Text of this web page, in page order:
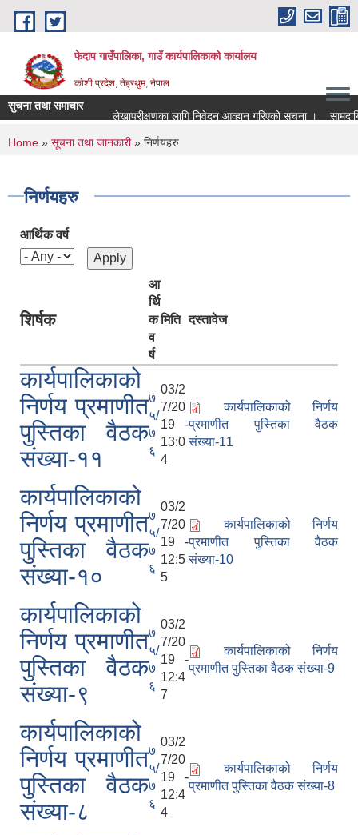
Skip to main content
फेदाप गाउँपालिका, गाउँ कार्यपालिकाको कार्यालय
कोशी प्रदेश, तेह्रथुम, नेपाल
सुचना तथा समाचार
लेखापरीक्षणका लागि निवेदन आव्हान गरिएको सूचना ।
You are here
Home » सूचना तथा जानकारी» निर्णयहरु
निर्णयहरु
आर्थिक वर्ष
शिर्षक
आ
र्थि
क
व
र्ष
मिति दस्तावेज
कार्यपालिकाको
निर्णय प्रमाणीत
पुस्तिका वैठक
संख्या-११
७
५/
७
६
03/2
7/20
19 -
13:0
4
कार्यपालिकाको निर्णय
प्रमाणीत पुस्तिका वैठक
संख्या-11
कार्यपालिकाको
निर्णय प्रमाणीत
पुस्तिका वैठक
संख्या-१०
७
५/
७
६
03/2
7/20
19 -
12:5
5
कार्यपालिकाको निर्णय
प्रमाणीत पुस्तिका वैठक
संख्या-10
कार्यपालिकाको
निर्णय प्रमाणीत
पुस्तिका वैठक
संख्या-९
७
५/
७
६
03/2
7/20
19 -
12:4
7
कार्यपालिकाको निर्णय
प्रमाणीत पुस्तिका वैठक संख्या-9
कार्यपालिकाको
निर्णय प्रमाणीत
पुस्तिका वैठक
संख्या-८
७
५/
७
६
03/2
7/20
19 -
12:4
4
कार्यपालिकाको निर्णय
प्रमाणीत पुस्तिका वैठक संख्या-8